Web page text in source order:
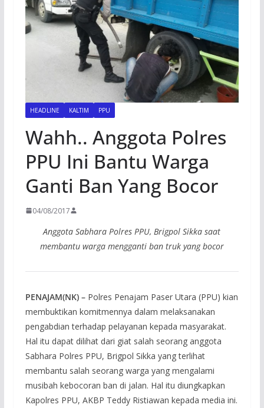
HEADLINE KALTIM PPU
Wahh.. Anggota Polres
PPU Ini Bantu Warga
Ganti Ban Yang Bocor
04/08/2017
Anggota Sabhara Polres PPU, Brigpol Sikka saat
membantu warga mengganti ban truk yang bocor
PENAJAM(NK) – Polres Penajam Paser Utara (PPU) kian
membuktikan komitmennya dalam melaksanakan
pengabdian terhadap pelayanan kepada masyarakat.
Hal itu dapat dilihat dari giat salah seorang anggota
Sabhara Polres PPU, Brigpol Sikka yang terlihat
membantu salah seorang warga yang mengalami
musibah kebocoran ban di jalan. Hal itu diungkapkan
Kapolres PPU, AKBP Teddy Ristiawan kepada media ini.